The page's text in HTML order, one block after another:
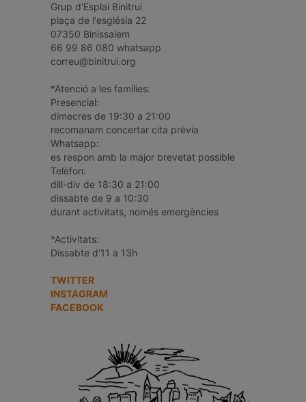
Grup d'Esplai Binitrui
plaça de l'església 22
07350 Binissalem
66 99 86 080 whatsapp
correu@binitrui.org
*Atenció a les famílies:
Presencial:
dimecres de 19:30 a 21:00
recomanam concertar cita prèvia
Whatsapp:
es respon amb la major brevetat possible
Telèfon:
dill-div de 18:30 a 21:00
dissabte de 9 a 10:30
durant activitats, només emergències
*Activitats:
Dissabte d'11 a 13h
TWITTER
INSTAGRAM
FACEBOOK